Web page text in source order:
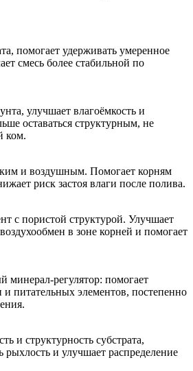
помогает удерживать умеренное
смесь более стабильной по
улучшает влагоёмкость и
оставаться структурным, не
ком.
и воздушным. Помогает корням
риск застоя влаги после полива.
с пористой структурой. Улучшает
в зоне корней и помогает
минерал-регулятор: помогает
и питательных элементов, постепенно
и структурность субстрата,
рыхлость и улучшает распределение